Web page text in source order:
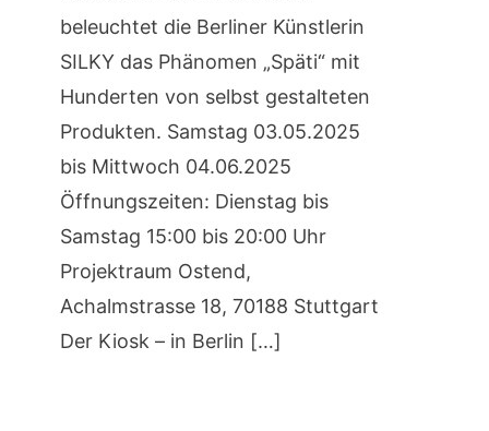
beleuchtet die Berliner Künstlerin
SILKY das Phänomen „Späti“ mit
Hunderten von selbst gestalteten
Produkten. Samstag 03.05.2025
bis Mittwoch 04.06.2025
Öffnungszeiten: Dienstag bis
Samstag 15:00 bis 20:00 Uhr
Projektraum Ostend,
Achalmstrasse 18, 70188 Stuttgart
Der Kiosk – in Berlin […]